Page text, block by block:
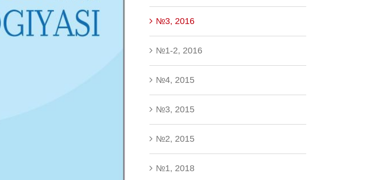
№3, 2016
№1-2, 2016
№4, 2015
№3, 2015
№2, 2015
№1, 2018